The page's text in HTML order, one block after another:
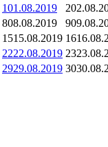
101.08.2019 2
808.08.2019 9
1515.08.2019 16
2222.08.2019 23
2929.08.2019 30